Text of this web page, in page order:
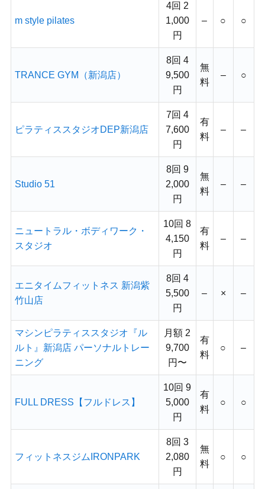
m style pilates
4回 2
1,000
円
– ○ ○
TRANCE GYM（新潟店）
8回 4
9,500
円
無
料
– ○
ピラティススタジオDEP新潟店
7回 4
7,600
円
有
料
– –
Studio 51
8回 9
2,000
円
無
料
– –
ニュートラル・ボディワーク・
スタジオ
10回 8
4,150
円
有
料
– –
エニタイムフィットネス 新潟紫
竹山店
8回 4
5,500
円
– × –
マシンピラティススタジオ『ル
ルト』新潟店 パーソナルトレー
ニング
月額 2
9,700
円〜
有
料
○ –
FULL DRESS【フルドレス】
10回 9
5,000
円
有
料
○ ○
フィットネスジムIRONPARK
8回 3
2,080
円
無
料
○ ○